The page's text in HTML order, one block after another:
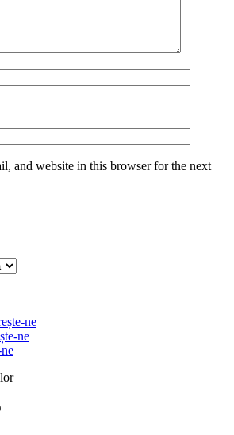
and website in this browser for the next
ne
ne